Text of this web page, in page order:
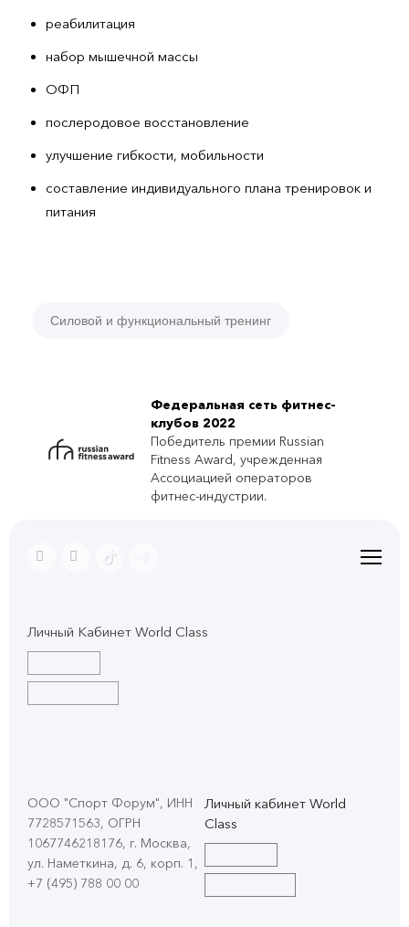
реабилитация
набор мышечной массы
ОФП
послеродовое восстановление
улучшение гибкости, мобильности
составление индивидуального плана тренировок и
питания
Силовой и функциональный тренинг
Федеральная сеть фитнес-
клубов 2022
Победитель премии Russian
Fitness Award, учрежденная
Ассоциацией операторов
фитнес-индустрии.
Личный Кабинет World Class
ООО "Спорт Форум", ИНН
7728571563, ОГРН
1067746218176, г. Москва,
ул. Наметкина, д. 6, корп. 1 ,
+7 (495) 788 00 00
Личный кабинет World
Class